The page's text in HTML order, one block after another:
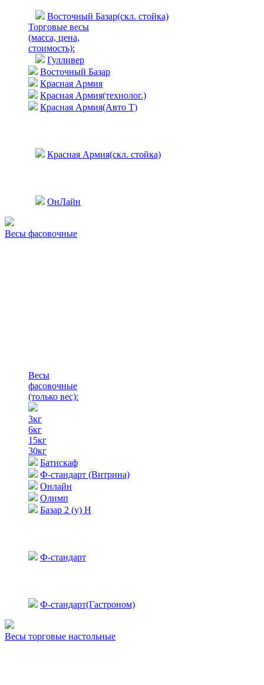
Восточный Базар(скл. стойка)
Торговые весы
(масса, цена,
стоимость):
Гулливер
Восточный Базар
Красная Армия
Красная Армия(технолог.)
Красная Армия(Авто Т)
Красная Армия(скл. стойка)
ОнЛайн
Весы фасовочные
Весы
фасовочные
(только вес):
3кг
6кг
15кг
30кг
Батискаф
Ф-стандарт (Витрина)
Онлайн
Олимп
Базар 2 (у) Н
Ф-стандарт
Ф-стандарт(Гастроном)
Весы торговые настольные